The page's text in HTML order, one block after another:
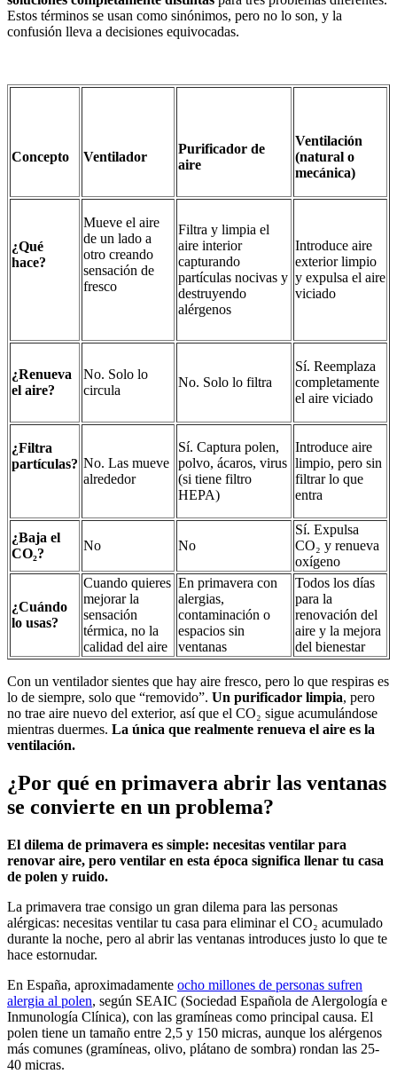
Estos términos se usan como sinónimos, pero no lo son, y la
confusión lleva a decisiones equivocadas.
Concepto Ventilador
Purificador de
aire
Ventilación
(natural o
mecánica)
¿Qué
hace?
Mueve el aire
de un lado a
otro creando
sensación de
fresco
Filtra y limpia el
aire interior
capturando
partículas nocivas y
destruyendo
alérgenos
Introduce aire
exterior limpio
y expulsa el aire
viciado
¿Renueva
el aire?
No. Solo lo
circula
No. Solo lo filtra
Sí. Reemplaza
completamente
el aire viciado
¿Filtra
partículas? No. Las mueve
alrededor
Sí. Captura polen,
polvo, ácaros, virus
(si tiene filtro
HEPA)
Introduce aire
limpio, pero sin
filtrar lo que
entra
¿Baja el
CO₂?
No No
Sí. Expulsa
CO₂ y renueva
oxígeno
¿Cuándo
lo usas?
Cuando quieres
mejorar la
sensación
térmica, no la
calidad del aire
En primavera con
alergias,
contaminación o
espacios sin
ventanas
Todos los días
para la
renovación del
aire y la mejora
del bienestar
Con un ventilador sientes que hay aire fresco, pero lo que respiras es
lo de siempre, solo que “removido”. Un purificador limpia, pero
no trae aire nuevo del exterior, así que el CO₂ sigue acumulándose
mientras duermes. La única que realmente renueva el aire es la
ventilación.
¿Por qué en primavera abrir las ventanas
se convierte en un problema?
El dilema de primavera es simple: necesitas ventilar para
renovar aire, pero ventilar en esta época significa llenar tu casa
de polen y ruido.
La primavera trae consigo un gran dilema para las personas
alérgicas: necesitas ventilar tu casa para eliminar el CO₂ acumulado
durante la noche, pero al abrir las ventanas introduces justo lo que te
hace estornudar.
En España, aproximadamente ocho millones de personas sufren
alergia al polen, según SEAIC (Sociedad Española de Alergología e
Inmunología Clínica), con las gramíneas como principal causa. El
polen tiene un tamaño entre 2,5 y 150 micras, aunque los alérgenos
más comunes (gramíneas, olivo, plátano de sombra) rondan las 25-
40 micras.